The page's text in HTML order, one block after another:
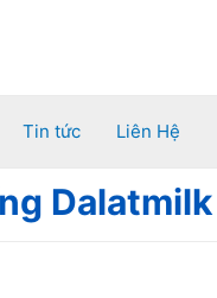
Tin tức Liên Hệ